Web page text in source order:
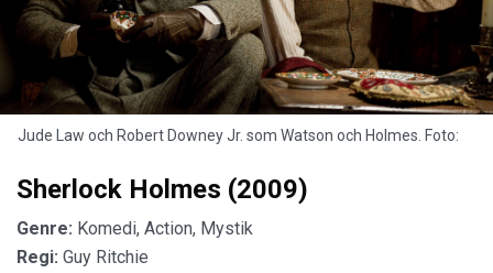
Jude Law och Robert Downey Jr. som Watson och Holmes. Foto:
Sherlock Holmes (2009)
Genre: Komedi, Action, Mystik
Regi: Guy Ritchie